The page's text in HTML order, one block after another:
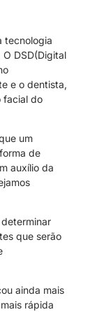
tecnologia
DSD(Digital
e o dentista,
facial do
um
de
auxílio da
que serão
ainda mais
rápida